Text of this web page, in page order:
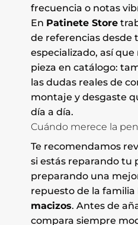
frecuencia o notas
En Patinete Store
de referencias desde
especializado, así que
pieza en catálogo:
las dudas reales de
montaje y desgaste
día a día.
Cuándo merece la
Te recomendamos
si estás reparando tu
preparando una
repuesto de la familia
macizos. Antes de
compara siempre